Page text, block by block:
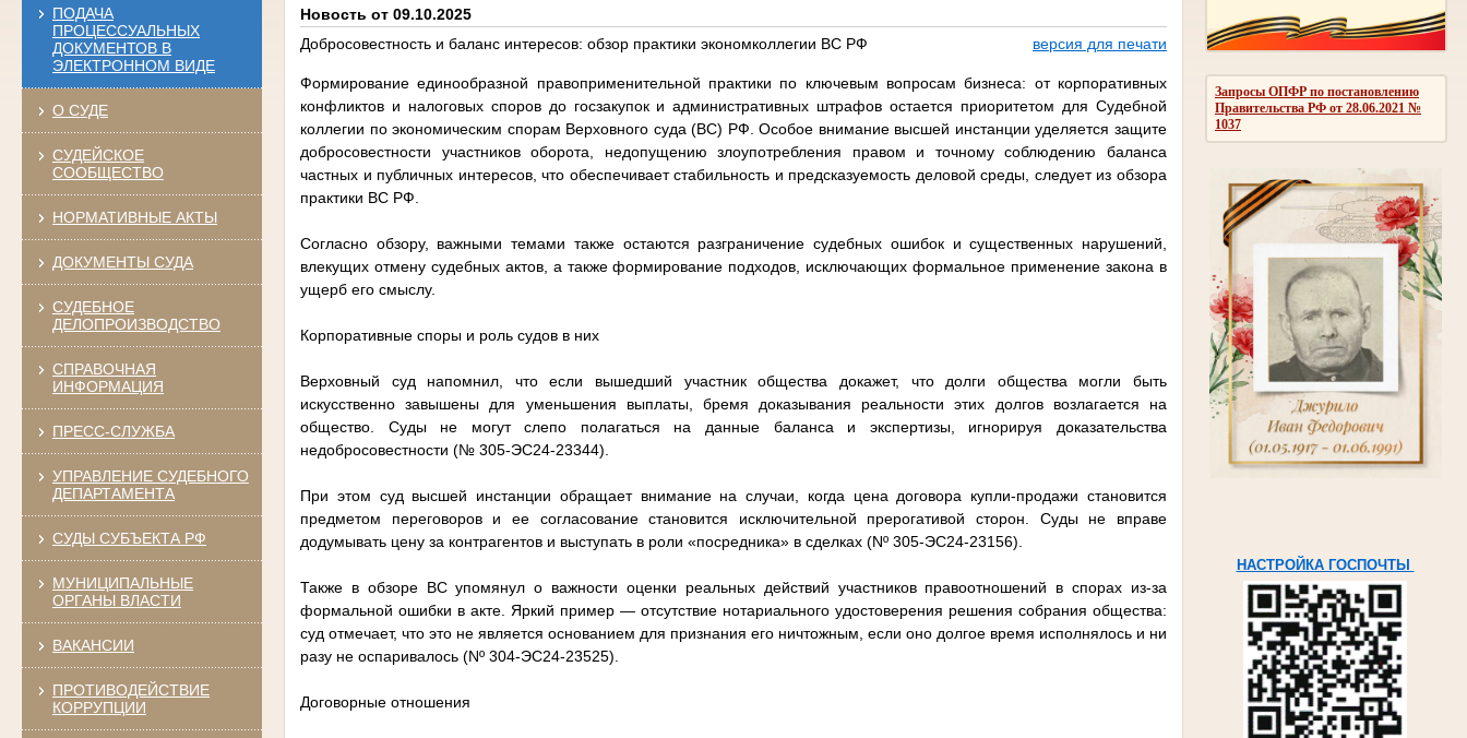
ПОДАЧА
ПРОЦЕССУАЛЬНЫХ
ДОКУМЕНТОВ В
ЭЛЕКТРОННОМ ВИДЕ
О СУДЕ
СУДЕЙСКОЕ
СООБЩЕСТВО
НОРМАТИВНЫЕ АКТЫ
ДОКУМЕНТЫ СУДА
СУДЕБНОЕ
ДЕЛОПРОИЗВОДСТВО
СПРАВОЧНАЯ
ИНФОРМАЦИЯ
ПРЕСС-СЛУЖБА
УПРАВЛЕНИЕ СУДЕБНОГО
ДЕПАРТАМЕНТА
СУДЫ СУБЪЕКТА РФ
МУНИЦИПАЛЬНЫЕ
ОРГАНЫ ВЛАСТИ
ВАКАНСИИ
ПРОТИВОДЕЙСТВИЕ
КОРРУПЦИИ
Запросы ОПФР по постановлению
Правительства РФ от 28.06.2021 №
1037
НАСТРОЙКА ГОСПОЧТЫ
Новость от 09.10.2025
Добросовестность и баланс интересов: обзор практики экономколлегии ВC РФ
версия для печати
Формирование единообразной правоприменительной практики по ключевым вопросам бизнеса: от корпоративных
конфликтов и налоговых споров до госзакупок и административных штрафов остается приоритетом для Судебной
коллегии по экономическим спорам Верховного суда (ВС) РФ. Особое внимание высшей инстанции уделяется защите
добросовестности участников оборота, недопущению злоупотребления правом и точному соблюдению баланса
частных и публичных интересов, что обеспечивает стабильность и предсказуемость деловой среды, следует из обзора
практики ВС РФ.
Согласно обзору, важными темами также остаются разграничение судебных ошибок и существенных нарушений,
влекущих отмену судебных актов, а также формирование подходов, исключающих формальное применение закона в
ущерб его смыслу.
Корпоративные споры и роль судов в них
Верховный суд напомнил, что если вышедший участник общества докажет, что долги общества могли быть
искусственно завышены для уменьшения выплаты, бремя доказывания реальности этих долгов возлагается на
общество. Суды не могут слепо полагаться на данные баланса и экспертизы, игнорируя доказательства
недобросовестности (№ 305-ЭС24-23344).
При этом суд высшей инстанции обращает внимание на случаи, когда цена договора купли-продажи становится
предметом переговоров и ее согласование становится исключительной прерогативой сторон. Суды не вправе
додумывать цену за контрагентов и выступать в роли «посредника» в сделках (Nº 305-ЭС24-23156).
Также в обзоре ВС упомянул о важности оценки реальных действий участников правоотношений в спорах из-за
формальной ошибки в акте. Яркий пример — отсутствие нотариального удостоверения решения собрания общества:
суд отмечает, что это не является основанием для признания его ничтожным, если оно долгое время исполнялось и ни
разу не оспаривалось (Nº 304-ЭС24-23525).
Договорные отношения